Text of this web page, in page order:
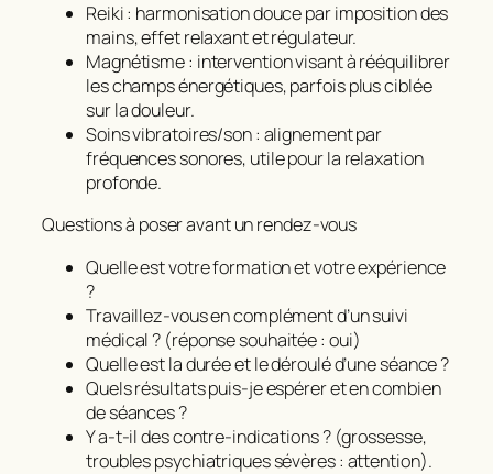
Reiki : harmonisation douce par imposition des
mains, effet relaxant et régulateur.
Magnétisme : intervention visant à rééquilibrer
les champs énergétiques, parfois plus ciblée
sur la douleur.
Soins vibratoires/son : alignement par
fréquences sonores, utile pour la relaxation
profonde.
Questions à poser avant un rendez‑vous
Quelle est votre formation et votre expérience
?
Travaillez‑vous en complément d’un suivi
médical ? (réponse souhaitée : oui)
Quelle est la durée et le déroulé d’une séance ?
Quels résultats puis‑je espérer et en combien
de séances ?
Y a‑t‑il des contre‑indications ? (grossesse,
troubles psychiatriques sévères : attention).